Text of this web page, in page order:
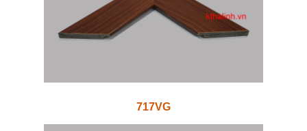
717VG